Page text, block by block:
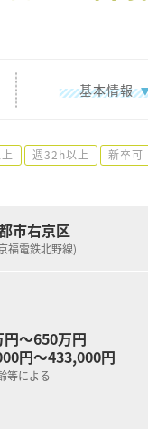
基本情報
週32h以上 新卒可
市右京区
福電鉄北野線)
～650万円
円～433,000円
等による